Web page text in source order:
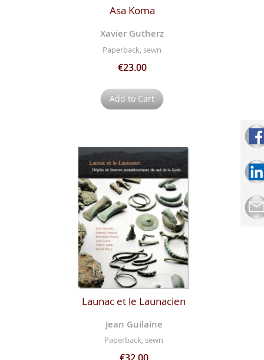
Asa Koma
Xavier Gutherz
Paperback, sewn
€23.00
Add to Cart
Launac et le Launacien
Jean Guilaine
Paperback, sewn